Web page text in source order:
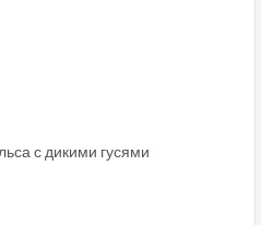
с дикими гусями